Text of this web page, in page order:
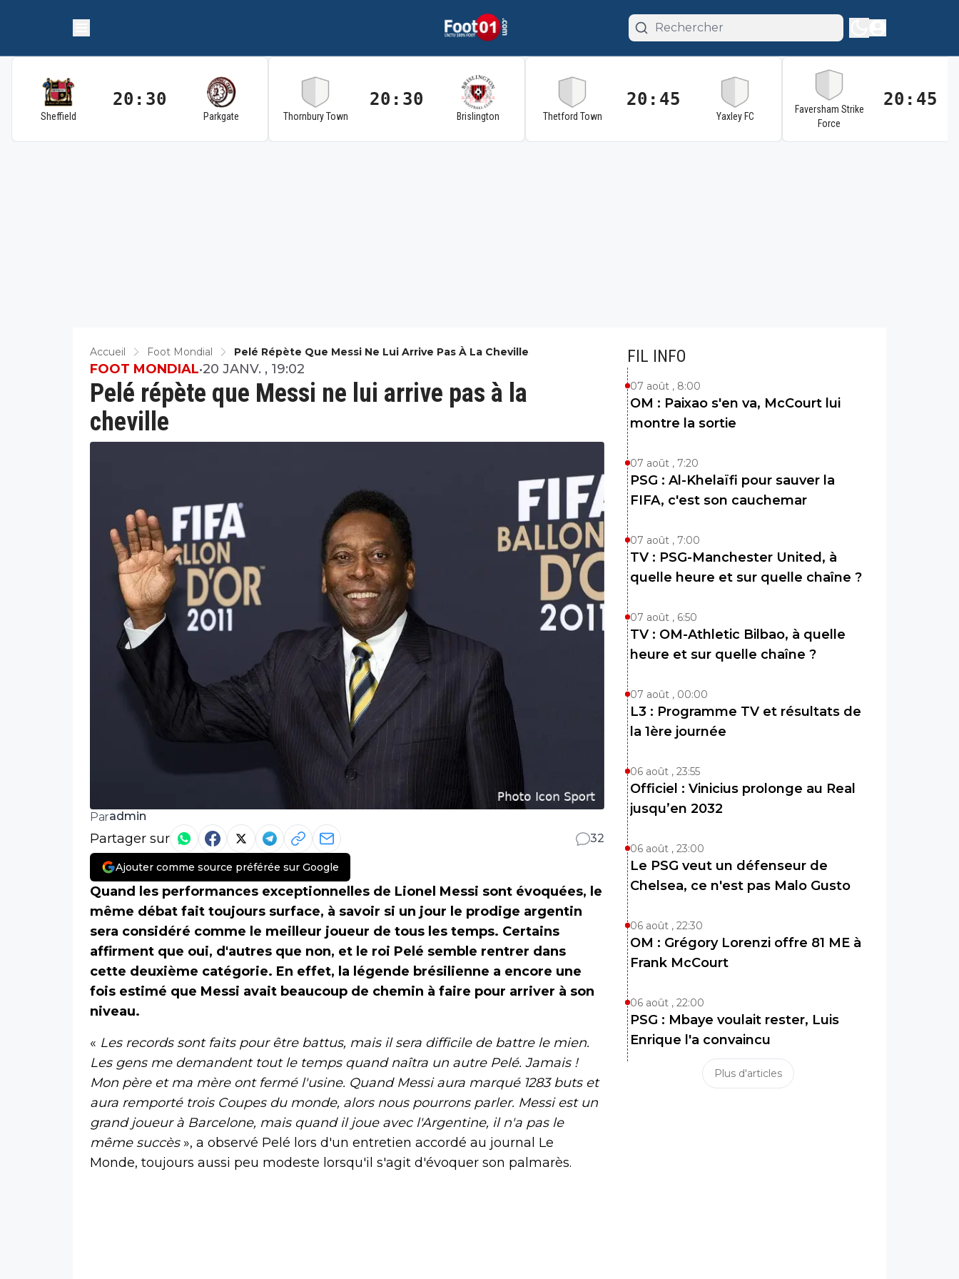
Sheffield
20:30
Parkgate Thornbury Town
20:30
Brislington Thetford Town
20:45
Yaxley FC
Faversham Strike
Force
20:45
Accueil Foot Mondial Pelé Répète Que Messi Ne Lui Arrive Pas À La Cheville
Pelé répète que Messi ne lui arrive pas à la
cheville
FOOT MONDIAL•20 JANV. , 19:02
Paradmin
Partager sur 32
Ajouter comme source préférée sur Google
Quand les performances exceptionnelles de Lionel Messi sont évoquées, le
même débat fait toujours surface, à savoir si un jour le prodige argentin
sera considéré comme le meilleur joueur de tous les temps. Certains
affirment que oui, d'autres que non, et le roi Pelé semble rentrer dans
cette deuxième catégorie. En effet, la légende brésilienne a encore une
fois estimé que Messi avait beaucoup de chemin à faire pour arriver à son
niveau.
« Les records sont faits pour être battus, mais il sera difficile de battre le mien.
Les gens me demandent tout le temps quand naîtra un autre Pelé. Jamais !
Mon père et ma mère ont fermé l'usine. Quand Messi aura marqué 1283 buts et
aura remporté trois Coupes du monde, alors nous pourrons parler. Messi est un
grand joueur à Barcelone, mais quand il joue avec l'Argentine, il n'a pas le
même succès », a observé Pelé lors d'un entretien accordé au journal Le
Monde, toujours aussi peu modeste lorsqu'il s'agit d'évoquer son palmarès.
FIL INFO
07 août , 8:00
OM : Paixao s'en va, McCourt lui
montre la sortie
07 août , 7:20
PSG : Al-Khelaïfi pour sauver la
FIFA, c'est son cauchemar
07 août , 7:00
TV : PSG-Manchester United, à
quelle heure et sur quelle chaîne ?
07 août , 6:50
TV : OM-Athletic Bilbao, à quelle
heure et sur quelle chaîne ?
07 août , 00:00
L3 : Programme TV et résultats de
la 1ère journée
06 août , 23:55
Officiel : Vinicius prolonge au Real
jusqu’en 2032
06 août , 23:00
Le PSG veut un défenseur de
Chelsea, ce n'est pas Malo Gusto
06 août , 22:30
OM : Grégory Lorenzi offre 81 ME à
Frank McCourt
06 août , 22:00
PSG : Mbaye voulait rester, Luis
Enrique l'a convaincu
Plus d'articles